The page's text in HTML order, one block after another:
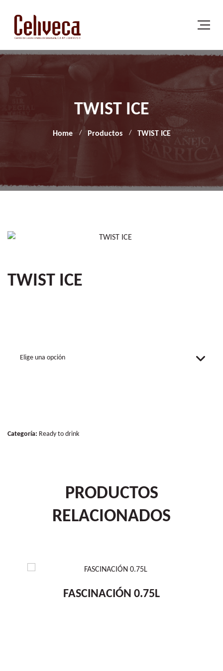
TWIST ICE
Home Productos TWIST ICE
TWIST ICE
Categoría: Ready to drink
PRODUCTOS
RELACIONADOS
FASCINACIÓN 0.75L